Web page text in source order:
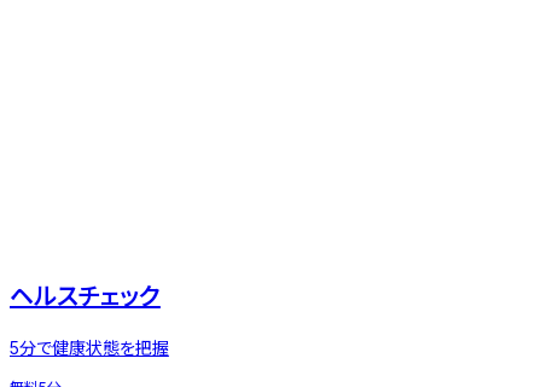
ヘルスチェック
5分で健康状態を把握